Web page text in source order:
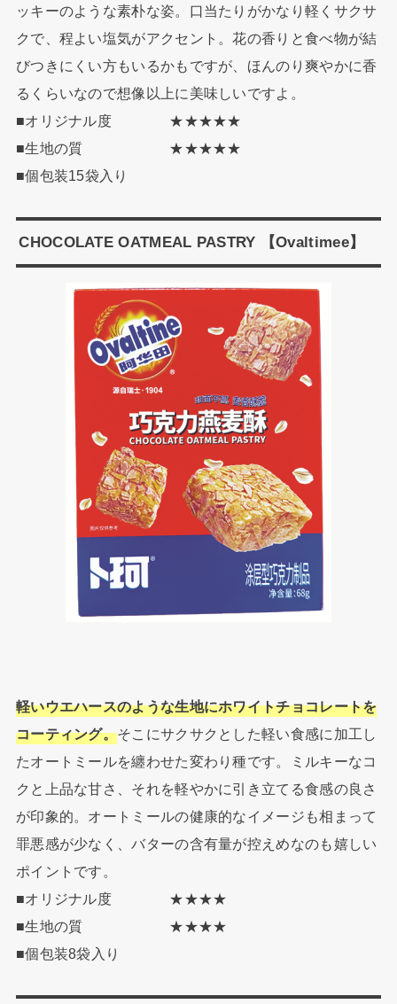
ッキーのような素朴な姿。口当たりがかなり軽くサクサ
クで、程よい塩気がアクセント。花の香りと食べ物が結
びつきにくい方もいるかもですが、ほんのり爽やかに香
るくらいなので想像以上に美味しいですよ。
■オリジナル度 ★★★★★
■生地の質 ★★★★★
■個包装15袋入り
CHOCOLATE OATMEAL PASTRY 【Ovaltimee】
軽いウエハースのような生地にホワイトチョコレートを
コーティング。そこにサクサクとした軽い食感に加工し
たオートミールを纏わせた変わり種です。ミルキーなコ
クと上品な甘さ、それを軽やかに引き立てる食感の良さ
が印象的。オートミールの健康的なイメージも相まって
罪悪感が少なく、バターの含有量が控えめなのも嬉しい
ポイントです。
■オリジナル度 ★★★★
■生地の質 ★★★★
■個包装8袋入り